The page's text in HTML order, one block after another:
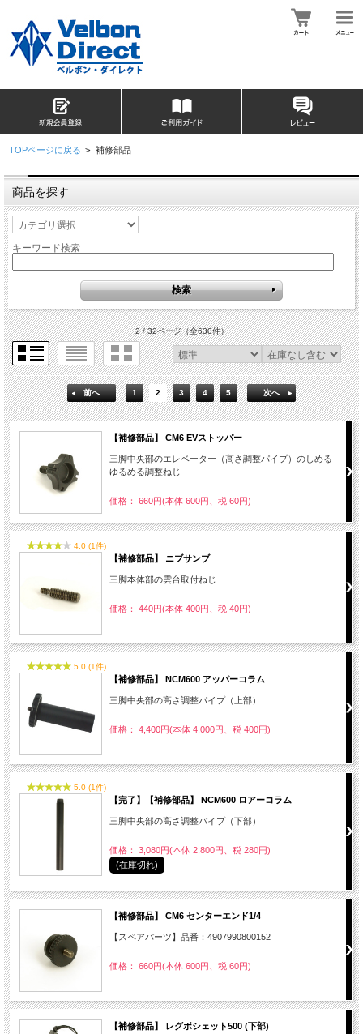
TOPページに戻る > 補修部品
商品を探す
キーワード検索
2 / 32ページ（全630件）
前へ 1 2 3 4 5 次へ
【補修部品】 CM6 EVストッパー
三脚中央部のエレベーター（高さ調整パイプ）のしめる
ゆるめる調整ねじ
価格： 660円(本体 600円、税 60円)
4.0 (1件)
【補修部品】 ニブサンブ
三脚本体部の雲台取付ねじ
価格： 440円(本体 400円、税 40円)
5.0 (1件)
【補修部品】 NCM600 アッパーコラム
三脚中央部の高さ調整パイプ（上部）
価格： 4,400円(本体 4,000円、税 400円)
5.0 (1件)
【完了】【補修部品】 NCM600 ロアーコラム
三脚中央部の高さ調整パイプ（下部）
価格： 3,080円(本体 2,800円、税 280円)
(在庫切れ)
【補修部品】 CM6 センターエンド1/4
【スペアパーツ】品番：4907990800152
価格： 660円(本体 600円、税 60円)
【補修部品】 レグポシェット500 (下部)